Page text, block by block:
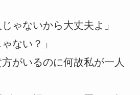
ゃないから大丈夫よ」
ない？」
がいるのに何故私が一人